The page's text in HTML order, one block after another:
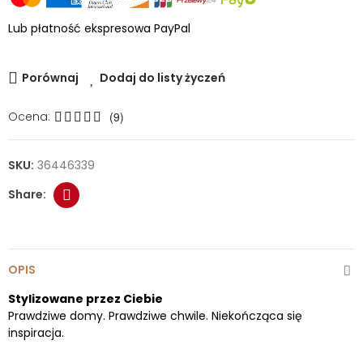
Lub płatność ekspresowa PayPal
Porównaj Dodaj do listy życzeń
Ocena: (9)
SKU: 36446339
OPIS
Stylizowane przez Ciebie
Prawdziwe domy. Prawdziwe chwile. Niekończąca się
inspiracja.